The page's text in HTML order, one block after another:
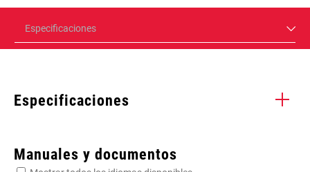
Especificaciones
Especificaciones
Manuales y documentos